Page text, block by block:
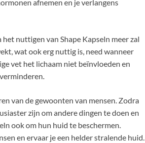
afnemen en je verlangens
nuttigen van Shape Kapseln meer zal
wat ook erg nuttig is, need wanneer
vet het lichaam niet beïnvloeden en
van de gewoonten van mensen. Zodra
zijn om andere dingen te doen en
ook om hun huid te beschermen.
en ervaar je een helder stralende huid.